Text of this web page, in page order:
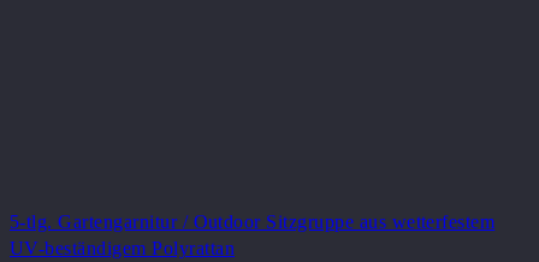
5-tlg. Gartengarnitur / Outdoor Sitzgruppe aus wetterfestem
UV-beständigem Polyrattan